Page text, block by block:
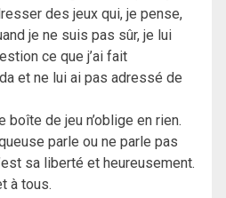
des jeux qui, je pense,
je ne suis pas sûr, je lui
ce que j’ai fait
et ne lui ai pas adressé de
boîte de jeu n’oblige en rien.
parle ou ne parle pas
sa liberté et heureusement.
à tous.